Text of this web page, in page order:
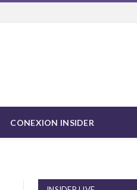
CONEXION INSIDER